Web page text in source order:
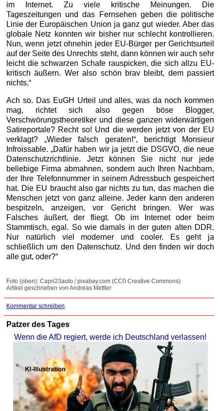
im Internet. Zu viele kritische Meinungen. Die
Tageszeitungen und das Fernsehen geben die politische
Linie der Europäischen Union ja ganz gut wieder. Aber das
globale Netz konnten wir bisher nur schlecht kontrollieren.
Nun, wenn jetzt ohnehin jeder EU-Bürger per Gerichtsurteil
auf der Seite des Unrechts steht, dann können wir auch sehr
leicht die schwarzen Schafe rauspicken, die sich allzu EU-
kritisch äußern. Wer also schön brav bleibt, dem passiert
nichts.“
Ach so. Das EuGH Urteil und alles, was da noch kommen
mag, richtet sich also gegen böse Blogger,
Verschwörungstheoretiker und diese ganzen widerwärtigen
Satireportale? Recht so! Und die werden jetzt von der EU
verklagt? „Wieder falsch geraten!“, berichtigt Monsieur
Infroissable. „Dafür haben wir ja jetzt die DSGVO, die neue
Datenschutzrichtlinie. Jetzt können Sie nicht nur jede
beliebige Firma abmahnen, sondern auch Ihren Nachbarn,
der Ihre Telefonnummer in seinem Adressbuch gespeichert
hat. Die EU braucht also gar nichts zu tun, das machen die
Menschen jetzt von ganz alleine. Jeder kann den anderen
bespitzeln, anzeigen, vor Gericht bringen. Wer was
Falsches äußert, der fliegt. Ob im Internet oder beim
Stammtisch, egal. So wie damals in der guten alten DDR.
Nur natürlich viel moderner und cooler. Es geht ja
schließlich um den Datenschutz. Und den finden wir doch
alle gut, oder?“
Foto (oben): Capri23auto / pixabay.com (CC0 Creative Commons)
Artikel geschrieben von Andreas Mettler
Kommentar schreiben
Patzer des Tages
Wenn die AfD regiert, werde ich Deutschland verlassen!